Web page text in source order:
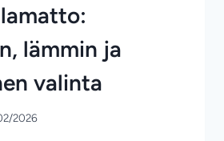
lämmin ja
valinta
2026